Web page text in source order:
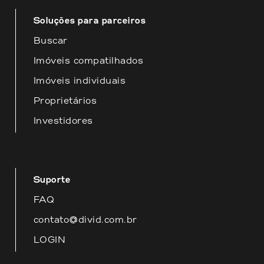
Soluções para parceiros
Buscar
Imóveis compatilhados
Imóveis individuais
Proprietários
Investidores
Suporte
FAQ
contato@divid.com.br
LOGIN